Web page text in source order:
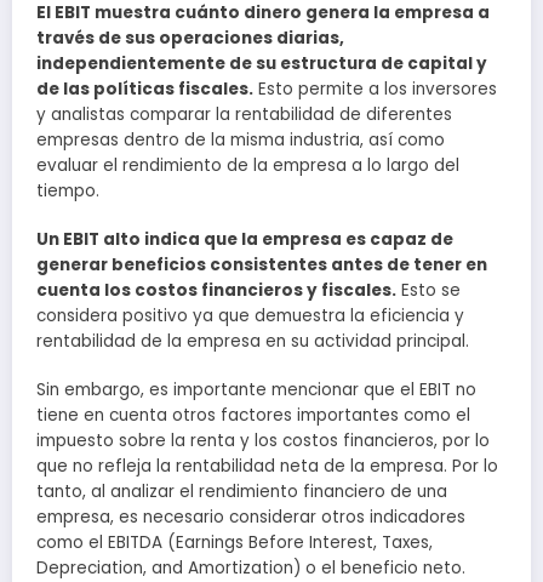
El EBIT muestra cuánto dinero genera la empresa a
través de sus operaciones diarias,
independientemente de su estructura de capital y
de las políticas fiscales. Esto permite a los inversores
y analistas comparar la rentabilidad de diferentes
empresas dentro de la misma industria, así como
evaluar el rendimiento de la empresa a lo largo del
tiempo.
Un EBIT alto indica que la empresa es capaz de
generar beneficios consistentes antes de tener en
cuenta los costos financieros y fiscales. Esto se
considera positivo ya que demuestra la eficiencia y
rentabilidad de la empresa en su actividad principal.
Sin embargo, es importante mencionar que el EBIT no
tiene en cuenta otros factores importantes como el
impuesto sobre la renta y los costos financieros, por lo
que no refleja la rentabilidad neta de la empresa. Por lo
tanto, al analizar el rendimiento financiero de una
empresa, es necesario considerar otros indicadores
como el EBITDA (Earnings Before Interest, Taxes,
Depreciation, and Amortization) o el beneficio neto.